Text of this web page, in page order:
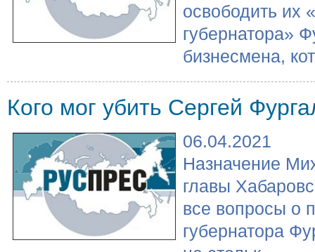
освободить их
губернатора»
бизнесмена,
Кого мог убить Сергей
06.04.2021
Назначение
главы
все вопросы о
губернатора